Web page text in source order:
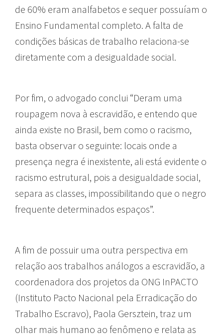
de 60% eram analfabetos e sequer possuíam o
Ensino Fundamental completo. A falta de
condições básicas de trabalho relaciona-se
diretamente com a desigualdade social.
Por fim, o advogado conclui “Deram uma
roupagem nova à escravidão, e entendo que
ainda existe no Brasil, bem como o racismo,
basta observar o seguinte: locais onde a
presença negra é inexistente, ali está evidente o
racismo estrutural, pois a desigualdade social,
separa as classes, impossibilitando que o negro
frequente determinados espaços”.
A fim de possuir uma outra perspectiva em
relação aos trabalhos análogos a escravidão, a
coordenadora dos projetos da ONG InPACTO
(Instituto Pacto Nacional pela Erradicação do
Trabalho Escravo), Paola Gersztein, traz um
olhar mais humano ao fenômeno e relata as